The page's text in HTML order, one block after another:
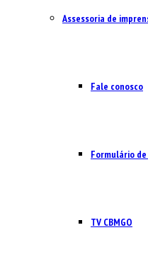
Assessoria de
Fale conosco
Formulário
TV CBMGO